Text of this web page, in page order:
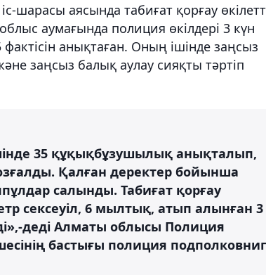
шарасы аясында табиғат қорғау
аумағында полиция өкілдері 3 күн
анықтаған. Оның ішінде заңсыз
заңсыз балық аулау сияқты тәртіп
35 құқықбұзушылық анықталып,
Қалған деректер бойынша
салынды. Табиғат қорғау
сексеуіл, 6 мылтық, атып алынған 3
деді Алматы облысы Полиция
бастығы полиция